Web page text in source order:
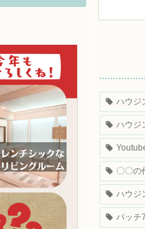
ハウジ
ハウジ
〇〇の
ハウジ
パッチ